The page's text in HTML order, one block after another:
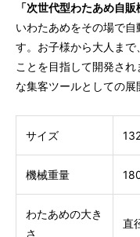
「次世代型わたあめ自販
いわたあめをその場で
す。お子様から大人ま
ことを目指して開発さ
な集客ツールとしての展
サイズ
機械重量
わたあめの大き
さ
直